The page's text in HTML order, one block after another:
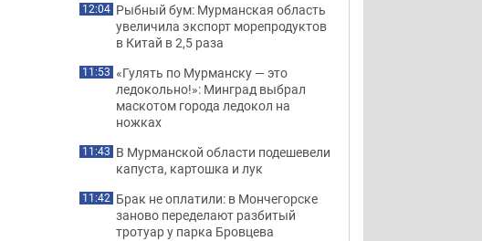
12:04 Рыбный бум: Мурманская область
увеличила экспорт морепродуктов
в Китай в 2,5 раза
11:53 «Гулять по Мурманску — это
ледокольно!»: Минград выбрал
маскотом города ледокол на
ножках
11:43 В Мурманской области подешевели
капуста, картошка и лук
11:42 Брак не оплатили: в Мончегорске
заново переделают разбитый
тротуар у парка Бровцева